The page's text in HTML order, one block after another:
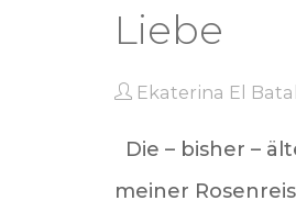
Liebe
Ekaterina El Batal
Die – bisher –
meiner